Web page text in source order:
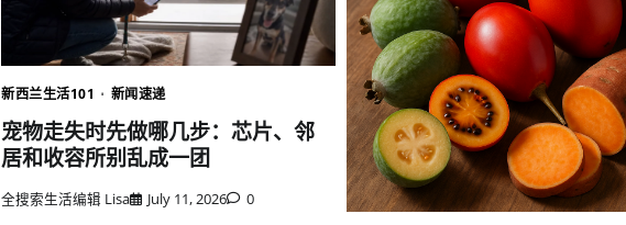
新西兰生活101 新闻速递
宠物走失时先做哪几步：芯片、邻
居和收容所别乱成一团
全搜索生活编辑 Lisa July 11, 2026 0